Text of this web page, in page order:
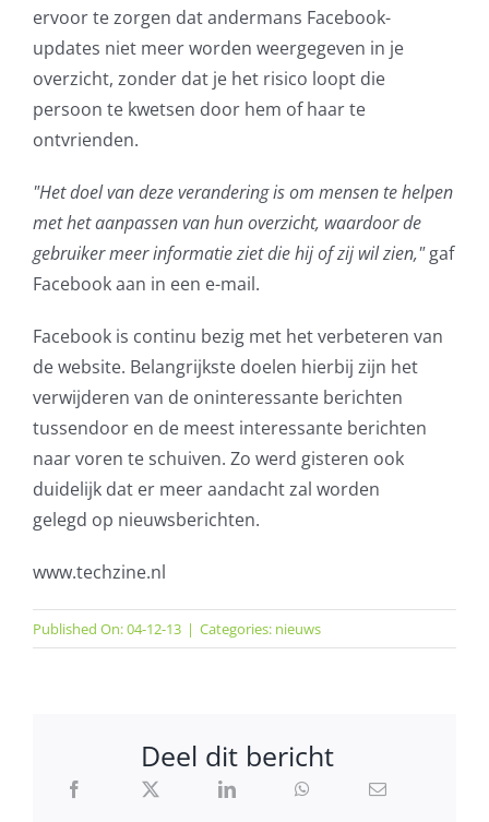
AVG
Office365
Glasvezelverbindingen
Microsoft software licenties
SLA overeenkomsten
Remote Help
WordPress SLA Contract
Contact
ervoor te zorgen dat andermans Facebook-
updates niet meer worden weergegeven in je
overzicht, zonder dat je het risico loopt die
persoon te kwetsen door hem of haar te
ontvrienden.
"Het doel van deze verandering is om mensen te helpen
met het aanpassen van hun overzicht, waardoor de
gebruiker meer informatie ziet die hij of zij wil zien,"gaf
Facebook aan in een e-mail.
Facebook is continu bezig met het verbeteren van
de website. Belangrijkste doelen hierbij zijn het
verwijderen van de oninteressante berichten
tussendoor en de meest interessante berichten
naar voren te schuiven. Zo werd gisteren ook
duidelijk dat er meer aandacht zal worden
gelegd op nieuwsberichten.
www.techzine.nl
Published On: 04-12-13 | Categories: nieuws
Deel dit bericht